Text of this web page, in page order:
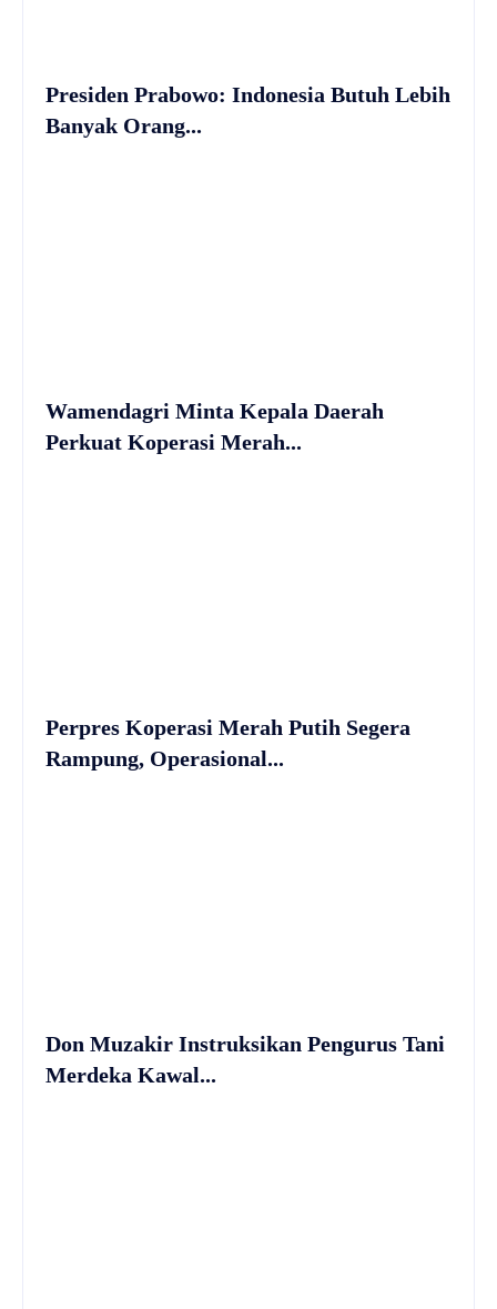
Presiden Prabowo: Indonesia Butuh Lebih
Banyak Orang...
Wamendagri Minta Kepala Daerah
Perkuat Koperasi Merah...
Perpres Koperasi Merah Putih Segera
Rampung, Operasional...
Don Muzakir Instruksikan Pengurus Tani
Merdeka Kawal...